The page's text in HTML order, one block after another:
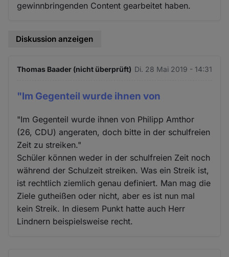
gewinnbringenden Content gearbeitet haben.
Diskussion anzeigen
Thomas Baader (nicht überprüft) Di. 28 Mai 2019 - 14:31
"Im Gegenteil wurde ihnen von
"Im Gegenteil wurde ihnen von Philipp Amthor
(26, CDU) angeraten, doch bitte in der schulfreien
Zeit zu streiken."
Schüler können weder in der schulfreien Zeit noch
während der Schulzeit streiken. Was ein Streik ist,
ist rechtlich ziemlich genau definiert. Man mag die
Ziele gutheißen oder nicht, aber es ist nun mal
kein Streik. In diesem Punkt hatte auch Herr
Lindnern beispielsweise recht.